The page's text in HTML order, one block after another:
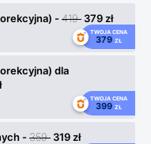
-419 379 zł
TWOJA CENA
379 ZŁ
dla
TWOJA CENA
399 ZŁ
-359 319 zł